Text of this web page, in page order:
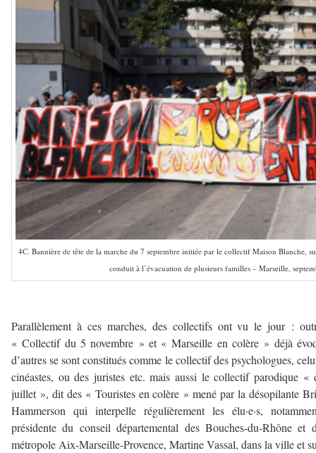
4C. Bannière de tête de la marche du 7 septembre initiée par le collectif Maison Blanche,
conduit à l’évacuation de plusieurs familles – Marseille,
Parallèlement à ces marches, des collectifs ont vu le jour :
« Collectif du 5 novembre » et « Marseille en colère » déjà
d’autres se sont constitués comme le collectif des psychologues,
cinéastes, ou des juristes etc. mais aussi le collectif parodique «
juillet », dit des « Touristes en colère » mené par la désopilante
Hammerson qui interpelle régulièrement les élu·e·s,
présidente du conseil départemental des Bouches-du-Rhône et
métropole Aix-Marseille-Provence, Martine Vassal, dans la ville et